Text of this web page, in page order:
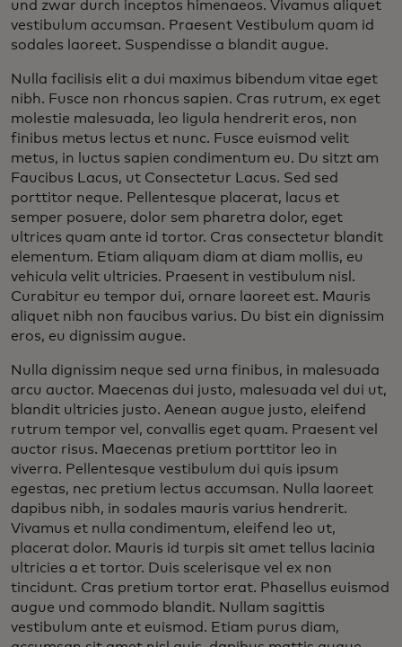
und zwar durch inceptos himenaeos. Vivamus aliquet
vestibulum accumsan. Praesent Vestibulum quam id
sodales laoreet. Suspendisse a blandit augue.
Nulla facilisis elit a dui maximus bibendum vitae eget
nibh. Fusce non rhoncus sapien. Cras rutrum, ex eget
molestie malesuada, leo ligula hendrerit eros, non
finibus metus lectus et nunc. Fusce euismod velit
metus, in luctus sapien condimentum eu. Du sitzt am
Faucibus Lacus, ut Consectetur Lacus. Sed sed
porttitor neque. Pellentesque placerat, lacus et
semper posuere, dolor sem pharetra dolor, eget
ultrices quam ante id tortor. Cras consectetur blandit
elementum. Etiam aliquam diam at diam mollis, eu
vehicula velit ultricies. Praesent in vestibulum nisl.
Curabitur eu tempor dui, ornare laoreet est. Mauris
aliquet nibh non faucibus varius. Du bist ein dignissim
eros, eu dignissim augue.
Nulla dignissim neque sed urna finibus, in malesuada
arcu auctor. Maecenas dui justo, malesuada vel dui ut,
blandit ultricies justo. Aenean augue justo, eleifend
rutrum tempor vel, convallis eget quam. Praesent vel
auctor risus. Maecenas pretium porttitor leo in
viverra. Pellentesque vestibulum dui quis ipsum
egestas, nec pretium lectus accumsan. Nulla laoreet
dapibus nibh, in sodales mauris varius hendrerit.
Vivamus et nulla condimentum, eleifend leo ut,
placerat dolor. Mauris id turpis sit amet tellus lacinia
ultricies a et tortor. Duis scelerisque vel ex non
tincidunt. Cras pretium tortor erat. Phasellus euismod
augue und commodo blandit. Nullam sagittis
vestibulum ante et euismod. Etiam purus diam,